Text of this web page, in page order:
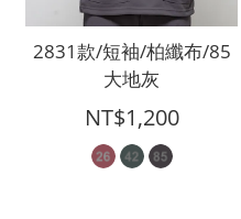
2831款/短袖/柏纖布/85
大地灰
NT$1,200